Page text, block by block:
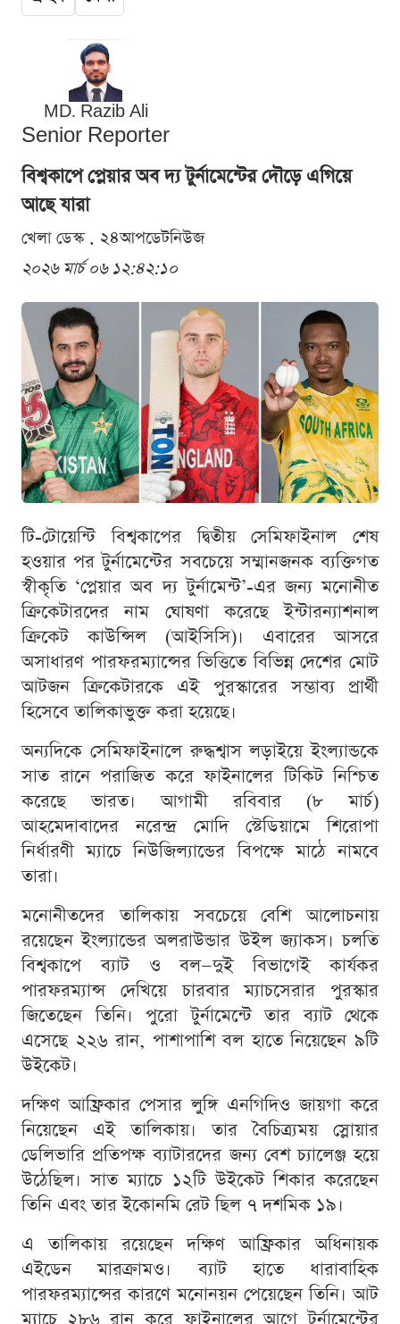
MD. Razib Ali
Senior Reporter
বিশ্বকাপে প্লেয়ার অব দ্য টুর্নামেন্টের দৌড়ে এগিয়ে
আছে যারা
খেলা ডেস্ক . ২৪আপডেটনিউজ
২০২৬ মার্চ ০৬ ১২:৪২:১০
টি-টোয়েন্টি বিশ্বকাপের দ্বিতীয় সেমিফাইনাল শেষ
হওয়ার পর টুর্নামেন্টের সবচেয়ে সম্মানজনক ব্যক্তিগত
স্বীকৃতি ‘প্লেয়ার অব দ্য টুর্নামেন্ট’-এর জন্য মনোনীত
ক্রিকেটারদের নাম ঘোষণা করেছে ইন্টারন্যাশনাল
ক্রিকেট কাউন্সিল (আইসিসি)। এবারের আসরে
অসাধারণ পারফরম্যান্সের ভিত্তিতে বিভিন্ন দেশের মোট
আটজন ক্রিকেটারকে এই পুরস্কারের সম্ভাব্য প্রার্থী
হিসেবে তালিকাভুক্ত করা হয়েছে।
অন্যদিকে সেমিফাইনালে রুদ্ধশ্বাস লড়াইয়ে ইংল্যান্ডকে
সাত রানে পরাজিত করে ফাইনালের টিকিট নিশ্চিত
করেছে ভারত। আগামী রবিবার (৮ মার্চ)
আহমেদাবাদের নরেন্দ্র মোদি স্টেডিয়ামে শিরোপা
নির্ধারণী ম্যাচে নিউজিল্যান্ডের বিপক্ষে মাঠে নামবে
তারা।
মনোনীতদের তালিকায় সবচেয়ে বেশি আলোচনায়
রয়েছেন ইংল্যান্ডের অলরাউন্ডার উইল জ্যাকস। চলতি
বিশ্বকাপে ব্যাট ও বল—দুই বিভাগেই কার্যকর
পারফরম্যান্স দেখিয়ে চারবার ম্যাচসেরার পুরস্কার
জিতেছেন তিনি। পুরো টুর্নামেন্টে তার ব্যাট থেকে
এসেছে ২২৬ রান, পাশাপাশি বল হাতে নিয়েছেন ৯টি
উইকেট।
দক্ষিণ আফ্রিকার পেসার লুঙ্গি এনগিদিও জায়গা করে
নিয়েছেন এই তালিকায়। তার বৈচিত্র্যময় স্লোয়ার
ডেলিভারি প্রতিপক্ষ ব্যাটারদের জন্য বেশ চ্যালেঞ্জ হয়ে
উঠেছিল। সাত ম্যাচে ১২টি উইকেট শিকার করেছেন
তিনি এবং তার ইকোনমি রেট ছিল ৭ দশমিক ১৯।
এ তালিকায় রয়েছেন দক্ষিণ আফ্রিকার অধিনায়ক
এইডেন মারক্রামও। ব্যাট হাতে ধারাবাহিক
পারফরম্যান্সের কারণে মনোনয়ন পেয়েছেন তিনি। আট